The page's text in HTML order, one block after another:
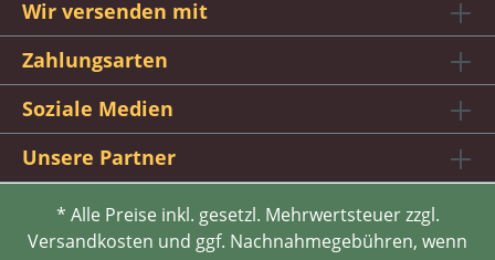
Wir versenden mit
Zahlungsarten
Soziale Medien
Unsere Partner
* Alle Preise inkl. gesetzl. Mehrwertsteuer zzgl.
Versandkosten und ggf. Nachnahmegebühren, wenn